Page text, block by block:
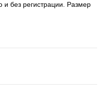
и без регистрации. Размер